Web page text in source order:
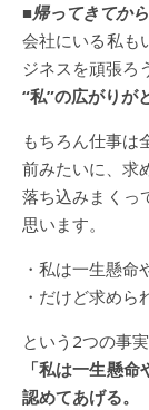
■帰ってきてか
会社にいる私も
ジネスを頑張ろ
“私”の広がりが
もちろん仕事は
前みたいに、求
落ち込みまくっ
思います。
・私は一生懸命
・だけど求めら
という2つの事実
「私は一生懸
認めてあげる。